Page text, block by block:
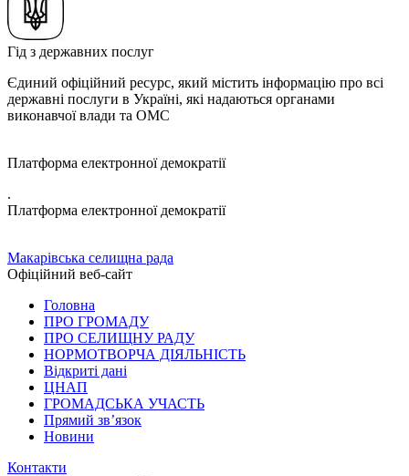
Гід з державних послуг
Єдиний офіційний ресурс, який містить інформацію про всі
державні послуги в Україні, які надаються органами
виконавчої влади та ОМС
Платформа електронної демократії
.
Платформа електронної демократії
Макарівська селищна рада
Офіційний веб-сайт
Головна
ПРО ГРОМАДУ
ПРО СЕЛИЩНУ РАДУ
НОРМОТВОРЧА ДІЯЛЬНІСТЬ
Відкриті дані
ЦНАП
ГРОМАДСЬКА УЧАСТЬ
Прямий зв’язок
Новини
Контакти